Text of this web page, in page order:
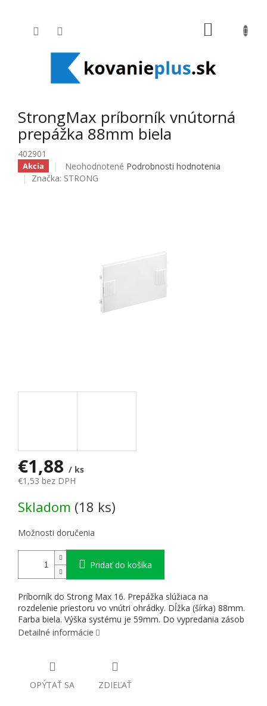
StrongMax príborník vnútorná
prepážka 88mm biela
402901
Akcia Priemerné hodnotenie produktu je 0,0 z 5
Neohodnotené Podrobnosti hodnotenia
Značka: STRONG
€1,88 / ks
€1,53 bez DPH
Skladom (18 ks)
Možnosti doručenia
Pridať do košíka
Príborník do Strong Max 16. Prepážka slúžiaca na
rozdelenie priestoru vo vnútri ohrádky. Dĺžka (šírka) 88mm.
Farba biela. Výška systému je 59mm. Do vypredania zásob
Detailné informácie
OPÝTAŤ SA ZDIEĽAŤ